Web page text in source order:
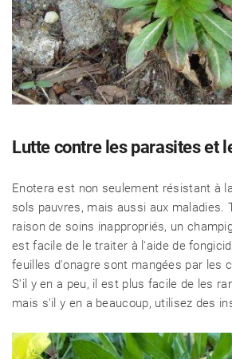
Lutte contre les parasites et
Enotera est non seulement résistant à
sols pauvres, mais aussi aux maladies.
raison de soins inappropriés, un
est facile de le traiter à l'aide de
feuilles d'onagre sont mangées par les
S'il y en a peu, il est plus facile de les
mais s'il y en a beaucoup, utilisez des